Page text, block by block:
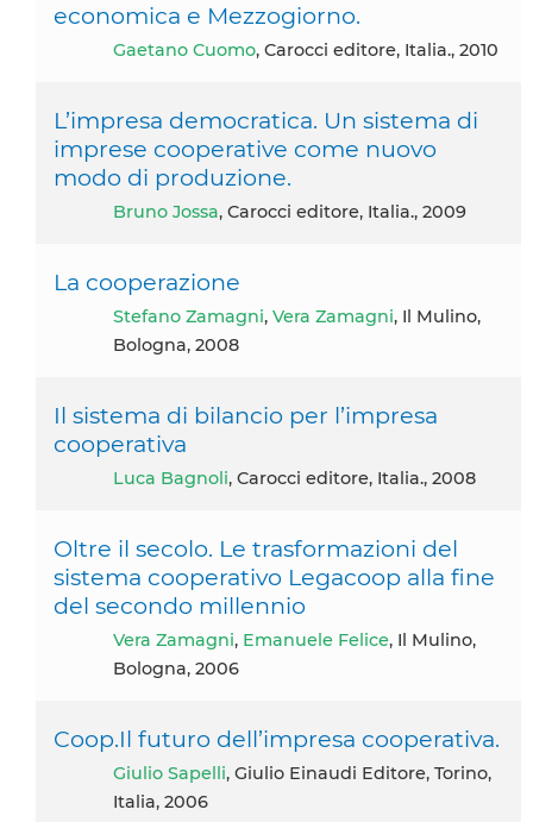
economica e Mezzogiorno.
Gaetano Cuomo, Carocci editore, Italia., 2010
L’impresa democratica. Un sistema di
imprese cooperative come nuovo
modo di produzione.
Bruno Jossa, Carocci editore, Italia., 2009
La cooperazione
Stefano Zamagni, Vera Zamagni, Il Mulino,
Bologna, 2008
Il sistema di bilancio per l’impresa
cooperativa
Luca Bagnoli, Carocci editore, Italia., 2008
Oltre il secolo. Le trasformazioni del
sistema cooperativo Legacoop alla fine
del secondo millennio
Vera Zamagni, Emanuele Felice, Il Mulino,
Bologna, 2006
Coop.Il futuro dell’impresa cooperativa.
Giulio Sapelli, Giulio Einaudi Editore, Torino,
Italia, 2006